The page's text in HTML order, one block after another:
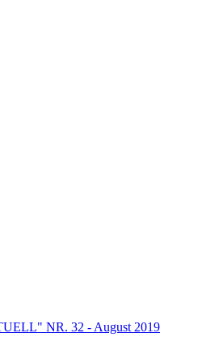
NR. 32 - August 2019